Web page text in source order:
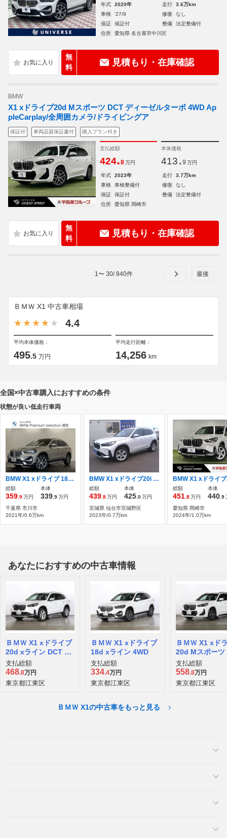
年式 2020年 走行
3.6万km
車検
'27/9 修復
なし
保証
保証付 整備
法定整備付
住所
愛知県 名古屋市中川区
無
料
見積もり・在庫確認
BMW
X1 xドライブ20d Mスポーツ DCT ディーゼルターボ 4WD Ap
pleCarplay/全周囲カメラ/ドライビングア
保証付 車両品質保証書付 購入プラン付き
支払総額
424.8 万円
本体価格
413. 9 万円
年式 2023年 走行
3.7万km
車検
車検整備付 修復
なし
保証
保証付 整備
法定整備付
住所
愛知県 岡崎市
無
料
見積もり・在庫確認
1 〜 30/840件
ＢＭＷ X1 中古車相場
4.4
平均本体価格：
495.5 万円
平均走行距離：
14,256 km
全国×中古車購入におすすめの条件
状態が良い低走行車両
BMW X1 xドライブ 18d xライン エディション ジョイプラス 4WD 認定中古車/1年保証付/ハイライン・パッケ
総額
359 .9万円
本体
339 .9万円
千葉県 市川市
2021年/0.6万km
BMW X1 xドライブ20i xライン DCT 4WD ワンオーナ車 令和8年10月まで新車保証付
総額
439 .8万円
本体
425 .0万円
宮城県 仙台市宮城野区
2023年/0.7万km
総額
451 .8万円
本体
440 .9
愛知県 岡崎市
2024年/1.0万km
あなたにおすすめの中古車情報
ＢＭＷ X1 xドライブ
20d xライン DCT デ
ィーゼルターボ 4WD
支払総額
468.8万円
東京都江東区
ＢＭＷ X1 xドライブ
18d xライン 4WD
支払総額
334.4万円
東京都江東区
ＢＭＷ X1 xド
20d Mスポーツ
ディーゼルタ
WD
支払総額
558.8万円
東京都江東区
ＢＭＷ X1の中古車をもっと見る